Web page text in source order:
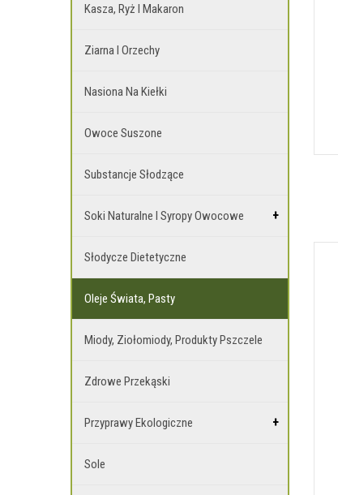
Kasza, Ryż I Makaron
Ziarna I Orzechy
Nasiona Na Kiełki
Owoce Suszone
Substancje Słodzące
Soki Naturalne I Syropy Owocowe
Słodycze Dietetyczne
Oleje Świata, Pasty
Miody, Ziołomiody, Produkty Pszczele
Zdrowe Przekąski
Przyprawy Ekologiczne
Sole